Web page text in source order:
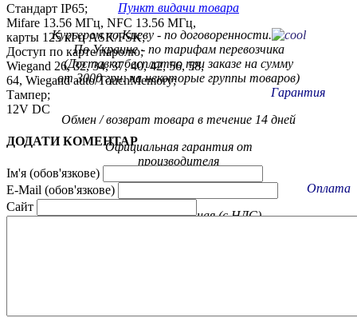
Пункт видачи товара
Курьером по Киеву - по договоренности.
По Украине - по тарифам перевозчика
(Доставка бесплатно при заказе на сумму
от 3000 грн. на некоторые группы товаров)
Гарантия
Обмен / возврат товара в течение 14 дней
Официальная гарантия от
производителя
Оплата
Наличная, безналичная (с НДС).
Стандарт IP65;
Mifare 13.56 МГц, NFC 13.56 МГц,
карты 125 кГц ASK/FSK;
Доступ по карте/паролю;
Wiegand 26, 32, 34, 37, 40, 42, 56, 58,
64, Wiegand auto/TouchMemory;
Тампер;
12V DC
ДОДАТИ КОМЕНТАР
Ім'я (обов'язкове)
E-Mail (обов'язкове)
Сайт